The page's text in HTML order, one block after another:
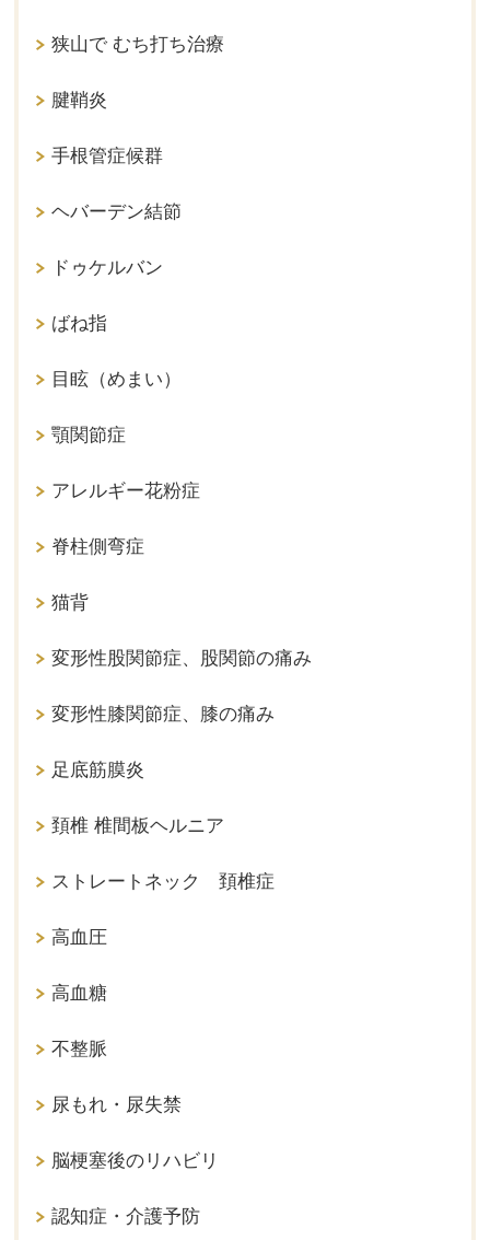
狭山で むち打ち治療
腱鞘炎
手根管症候群
ヘバーデン結節
ドゥケルバン
ばね指
目眩（めまい）
顎関節症
アレルギー花粉症
脊柱側弯症
猫背
変形性股関節症、股関節の痛み
変形性膝関節症、膝の痛み
足底筋膜炎
頚椎 椎間板ヘルニア
ストレートネック 頚椎症
高血圧
高血糖
不整脈
尿もれ・尿失禁
脳梗塞後のリハビリ
認知症・介護予防